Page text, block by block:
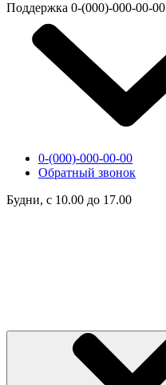
Поддержка 0-(000)-000-00-00
0-(000)-000-00-00
Обратный звонок
Будни, с 10.00 до 17.00